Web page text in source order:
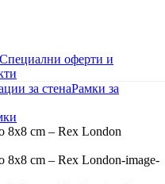
Специални оферти и
за стенаРамки за